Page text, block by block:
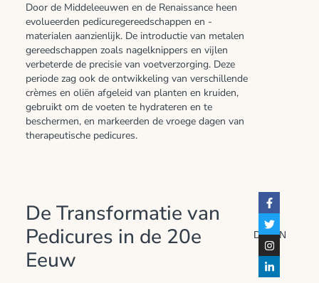
Door de Middeleeuwen en de Renaissance heen
evolueerden pedicuregereedschappen en -
materialen aanzienlijk. De introductie van metalen
gereedschappen zoals nagelknippers en vijlen
verbeterde de precisie van voetverzorging. Deze
periode zag ook de ontwikkeling van verschillende
crèmes en oliën afgeleid van planten en kruiden,
gebruikt om de voeten te hydrateren en te
beschermen, en markeerden de vroege dagen van
therapeutische pedicures.
De Transformatie van
Pedicures in de 20e
Eeuw
DELEN